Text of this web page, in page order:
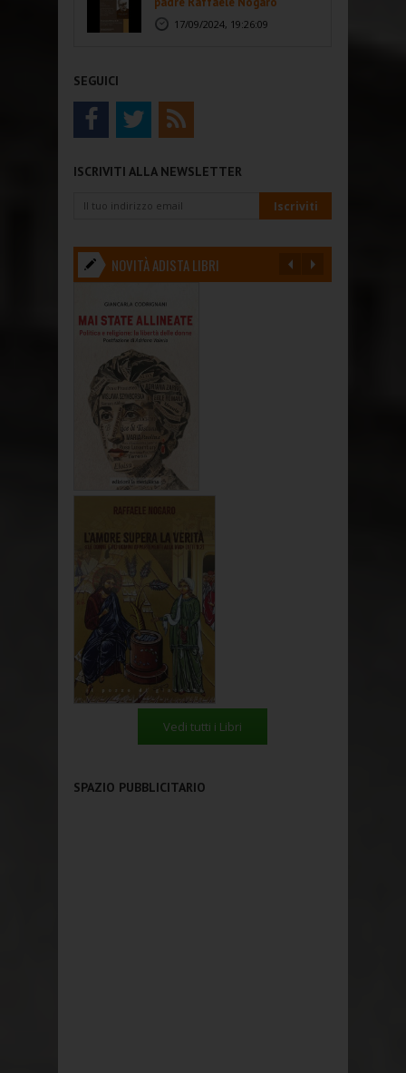
17/09/2024, 19:26:09
SEGUICI
ISCRIVITI ALLA NEWSLETTER
NOVITÀ ADISTA LIBRI
Vedi tutti i Libri
SPAZIO PUBBLICITARIO